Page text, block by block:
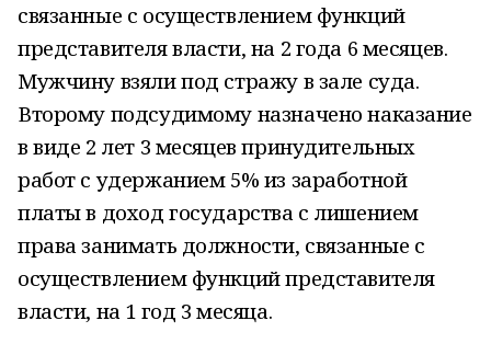
связанные с осуществлением функций
представителя власти, на 2 года 6 месяцев.
Мужчину взяли под стражу в зале суда.
Второму подсудимому назначено наказание
в виде 2 лет 3 месяцев принудительных
работ с удержанием 5% из заработной
платы в доход государства с лишением
права занимать должности, связанные с
осуществлением функций представителя
власти, на 1 год 3 месяца.